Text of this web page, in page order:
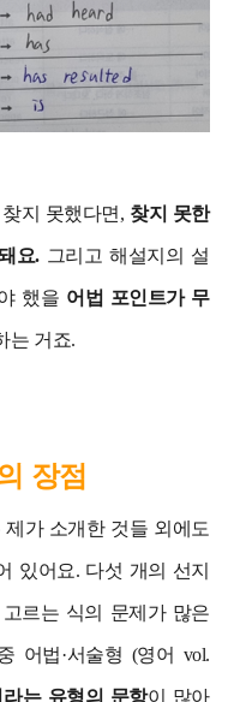
지 못했다면, 찾지 못한
요. 그리고 해설지의 설
했을 어법 포인트가 무
는 거죠.
장점
제가 소개한 것들 외에도
있어요. 다섯 개의 선지
르는 식의 문제가 많은
어법·서술형 (영어 vol.
는 유형의 문항이 많아